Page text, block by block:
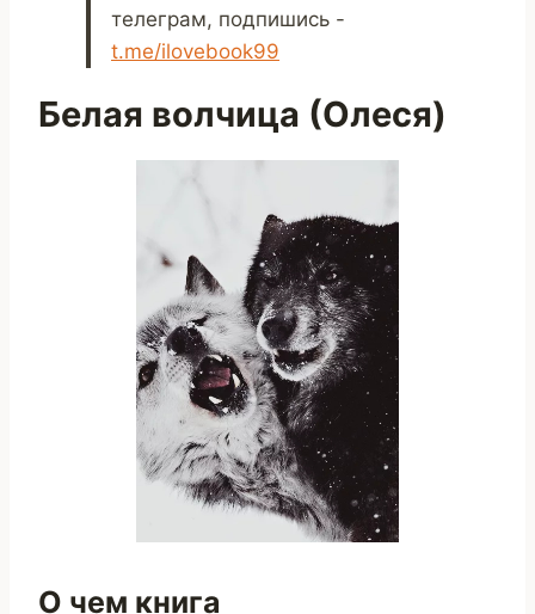
телеграм, подпишись -
t.me/ilovebook99
Белая волчица (Олеся)
О чем книга